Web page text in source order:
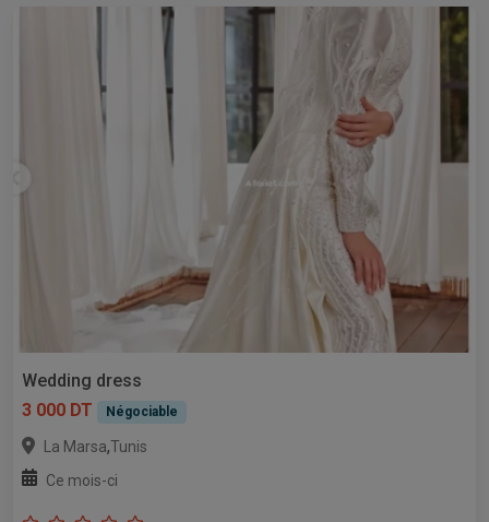
Wedding dress
3 000 DT
Négociable
La Marsa,Tunis
Ce mois-ci